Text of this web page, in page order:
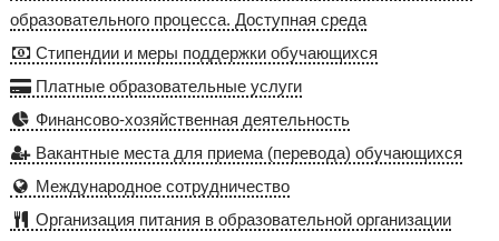
образовательного процесса. Доступная среда
Стипендии и меры поддержки обучающихся
Платные образовательные услуги
Финансово-хозяйственная деятельность
Вакантные места для приема (перевода) обучающихся
Международное сотрудничество
Организация питания в образовательной организации